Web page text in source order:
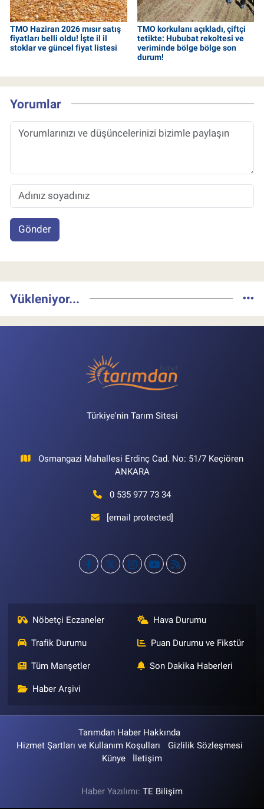
TMO Haziran 2026 mısır satış
fiyatları belli oldu! İşte il il
stoklar ve güncel fiyat listesi
TMO korkulanı açıkladı, çiftçi
tetikte: Hububat rekoltesi ve
veriminde bölge bölge son
durum!
Yorumlar
Gönder
Yükleniyor...
Türkiye'nin Tarım Sitesi
Osmangazi Mahallesi Erdinç Cad. No: 51/7 Keçiören
ANKARA
0 535 977 73 34
[email protected]
Nöbetçi Eczaneler Hava Durumu
Trafik Durumu Puan Durumu ve Fikstür
Tüm Manşetler Son Dakika Haberleri
Haber Arşivi
Tarımdan Haber Hakkında
Hizmet Şartları ve Kullanım Koşulları
Gizlilik Sözleşmesi
Künye
İletişim
Haber Yazılımı: TE Bilişim